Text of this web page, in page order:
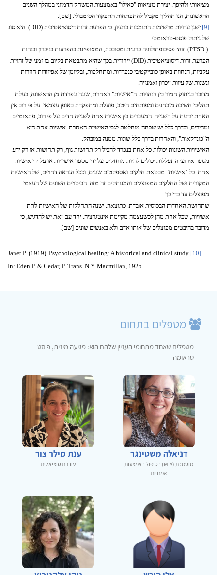
מציאותי ולהיפך. יצירת מציאות "כאילו" באמצעות המשחק הדמיוני במהלך השנים
הראשונות, הנו תהליך מקביל להתפתחות התפקוד הסימבולי. [שם].
[9] ישנן עדויות מרשימות התומכות ברעיון, כי הפרעת זהות דיסוציאטיבית (DID) היא סוג
של ניתוק פוסט-טראומטי
(
PTSD). זוהי פסיכופתולוגיה כרונית ומסובכת, המאופיינת בהפרעות בזיכרון ובזהות.
הפרעת זהות דיסוציאטיבית DID)) ייחודית בכך שהיא מתבטאת בקיום בו זמני של זהויות
עקביות, הנחוות באופן סובייקטיבי כנפרדות ומתחלפות, ובקיומן של אפיזודות חוזרות
ונשנות של עיוות זיכרון ואמנזיה.
מדובר בניתוק חמור בין הזהויות. ה"אישיות" האחרת, שונה ונפרדת מן הראשונה, בעלת
תהליכי חשיבה מובחנים ומפותחים היטב, פועלת ומתפקדת באופן עצמאי. על פי רוב אין
האחת יודעת על השנייה. המעברים בין אישיות אחת לשנייה חדים על פי רוב, פתאומיים
ומהירים, ובדרך כלל יש שכחה מוחלטת לגבי האישיות האחרת. אישיות אחת היא
ה"פונדקאית", והאחרות בדרך כלל שונות ממנה במובהק.
האישיויות השונות יכולות כל אחת בנפרד להכיל רק תחושות גוף, רק תחושות או רק ידע.
מספר אירועי התעללות יכולים להיות מוחזקים על ידי מספר אישיויות או על ידי אישיות
אחת. כל "אישיות" מבטאת חלקים ואספקטים שונים, וככל הנראה דחויים, של האישיות
המקורית ושל החלקים המפוצלים והמנותקים זה מזה. הביטויים השונים של העצמי
מפוצלים עד כדי כך
שתחושת האחדות הבסיסית אובדת. כתוצאה, ישנה התחלקות של האישיות לתת
אשיויות, שכל אחת מהן לכשעצמה מקיימת אינטגרציה. יחד עם זאת יש להדגיש, כי
מדובר בהיבטים מפוצלים של אותו אדם ולא באנשים שונים [שם].
[10]
Janet P. (1919). Psychological healing: A historical and clinical study
In: Eden P. & Cedar, P. Trans. N.Y. Macmillan, 1925.
מטפלים בתחום
מטפלים שאחד מתחומי העניין שלהם הוא: פגיעה מינית, פוסט
טראומה
דניאלה משטינגר
מוסמכת (M.A) בטיפול באמצעות
אמנויות
ענת מילר צור
עובדת סוציאלית